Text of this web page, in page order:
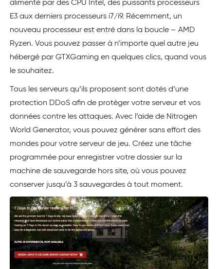
alimenté par des CPU Intel, des puissants processeurs
E3 aux derniers processeurs i7/i9. Récemment, un
nouveau processeur est entré dans la boucle – AMD
Ryzen. Vous pouvez passer à n’importe quel autre jeu
hébergé par GTXGaming en quelques clics, quand vous
le souhaitez.
Tous les serveurs qu’ils proposent sont dotés d’une
protection DDoS afin de protéger votre serveur et vos
données contre les attaques. Avec l’aide de Nitrogen
World Generator, vous pouvez générer sans effort des
mondes pour votre serveur de jeu. Créez une tâche
programmée pour enregistrer votre dossier sur la
machine de sauvegarde hors site, où vous pouvez
conserver jusqu’à 3 sauvegardes à tout moment.